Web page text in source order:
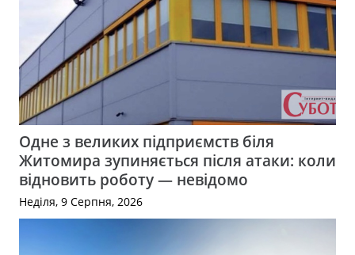
Одне з великих підприємств біля
Житомира зупиняється після атаки: коли
відновить роботу — невідомо
Неділя, 9 Серпня, 2026